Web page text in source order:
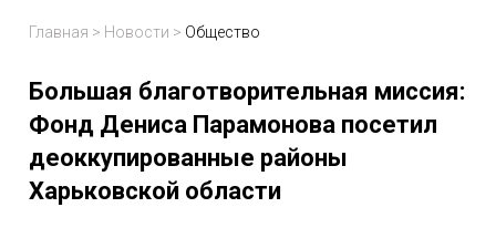
Главная > Новости > Общество
Большая благотворительная миссия:
Фонд Дениса Парамонова посетил
деоккупированные районы
Харьковской области